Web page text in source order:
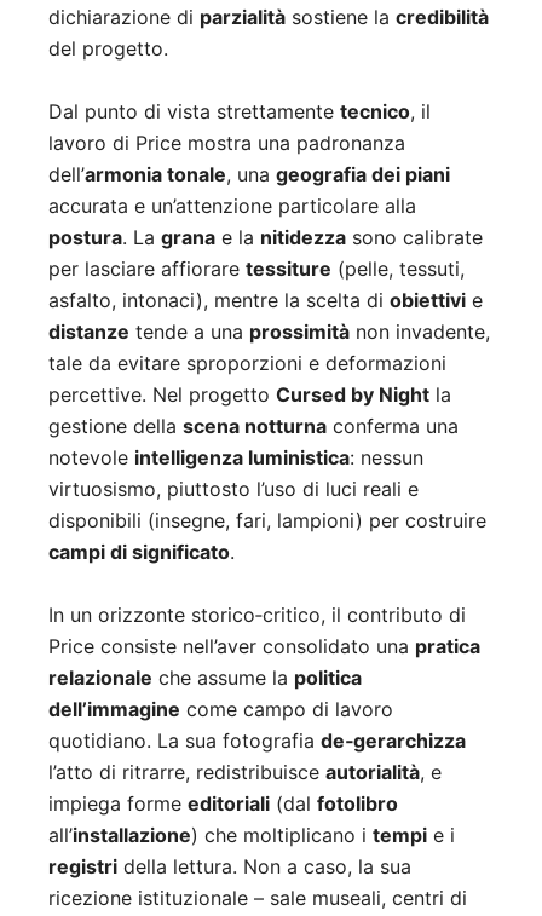
dichiarazione di parzialità sostiene la credibilità
del progetto.
Dal punto di vista strettamente tecnico, il
lavoro di Price mostra una padronanza
dell’armonia tonale, una geografia dei piani
accurata e un’attenzione particolare alla
postura. La grana e la nitidezza sono calibrate
per lasciare affiorare tessiture (pelle, tessuti,
asfalto, intonaci), mentre la scelta di obiettivi e
distanze tende a una prossimità non invadente,
tale da evitare sproporzioni e deformazioni
percettive. Nel progetto Cursed by Night la
gestione della scena notturna conferma una
notevole intelligenza luministica: nessun
virtuosismo, piuttosto l’uso di luci reali e
disponibili (insegne, fari, lampioni) per costruire
campi di significato.
In un orizzonte storico‑critico, il contributo di
Price consiste nell’aver consolidato una pratica
relazionale che assume la politica
dell’immagine come campo di lavoro
quotidiano. La sua fotografia de‑gerarchizza
l’atto di ritrarre, redistribuisce autorialità, e
impiega forme editoriali (dal fotolibro
all’installazione) che moltiplicano i tempi e i
registri della lettura. Non a caso, la sua
ricezione istituzionale – sale museali, centri di